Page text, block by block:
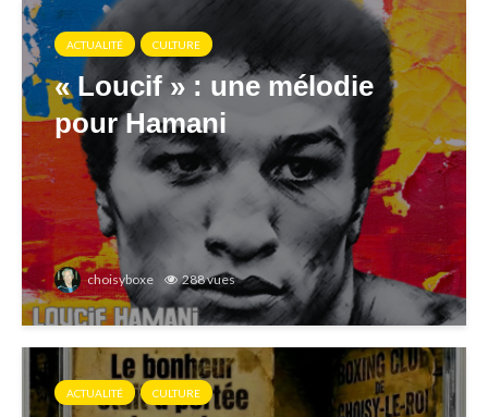
ACTUALITÉ CULTURE
« Loucif » : une mélodie
pour Hamani
choisyboxe 288 vues
ACTUALITÉ CULTURE